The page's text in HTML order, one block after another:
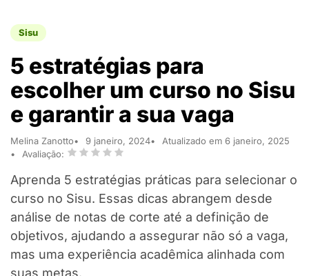
Sisu
5 estratégias para
escolher um curso no Sisu
e garantir a sua vaga
Melina Zanotto 9 janeiro, 2024
Atualizado em 6 janeiro, 2025
Avaliação:
Aprenda 5 estratégias práticas para selecionar o
curso no Sisu. Essas dicas abrangem desde
análise de notas de corte até a definição de
objetivos, ajudando a assegurar não só a vaga,
mas uma experiência acadêmica alinhada com
suas metas.